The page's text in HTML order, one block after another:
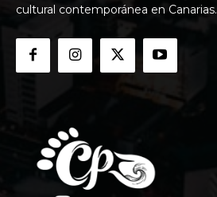
cultural contemporánea en Canarias.